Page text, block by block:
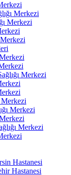
Merkezi
Merkezi
Merkezi
Merkezi
Merkezi
Merkezi
Hastanesi
Hastanesi